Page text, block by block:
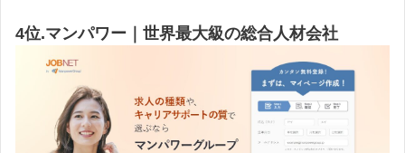
4位.マンパワー｜世界最大級の総合人材会社